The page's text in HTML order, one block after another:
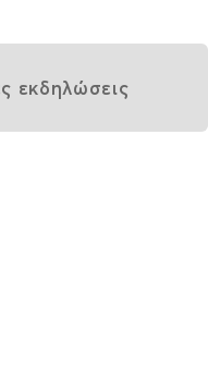
εκδηλώσεις